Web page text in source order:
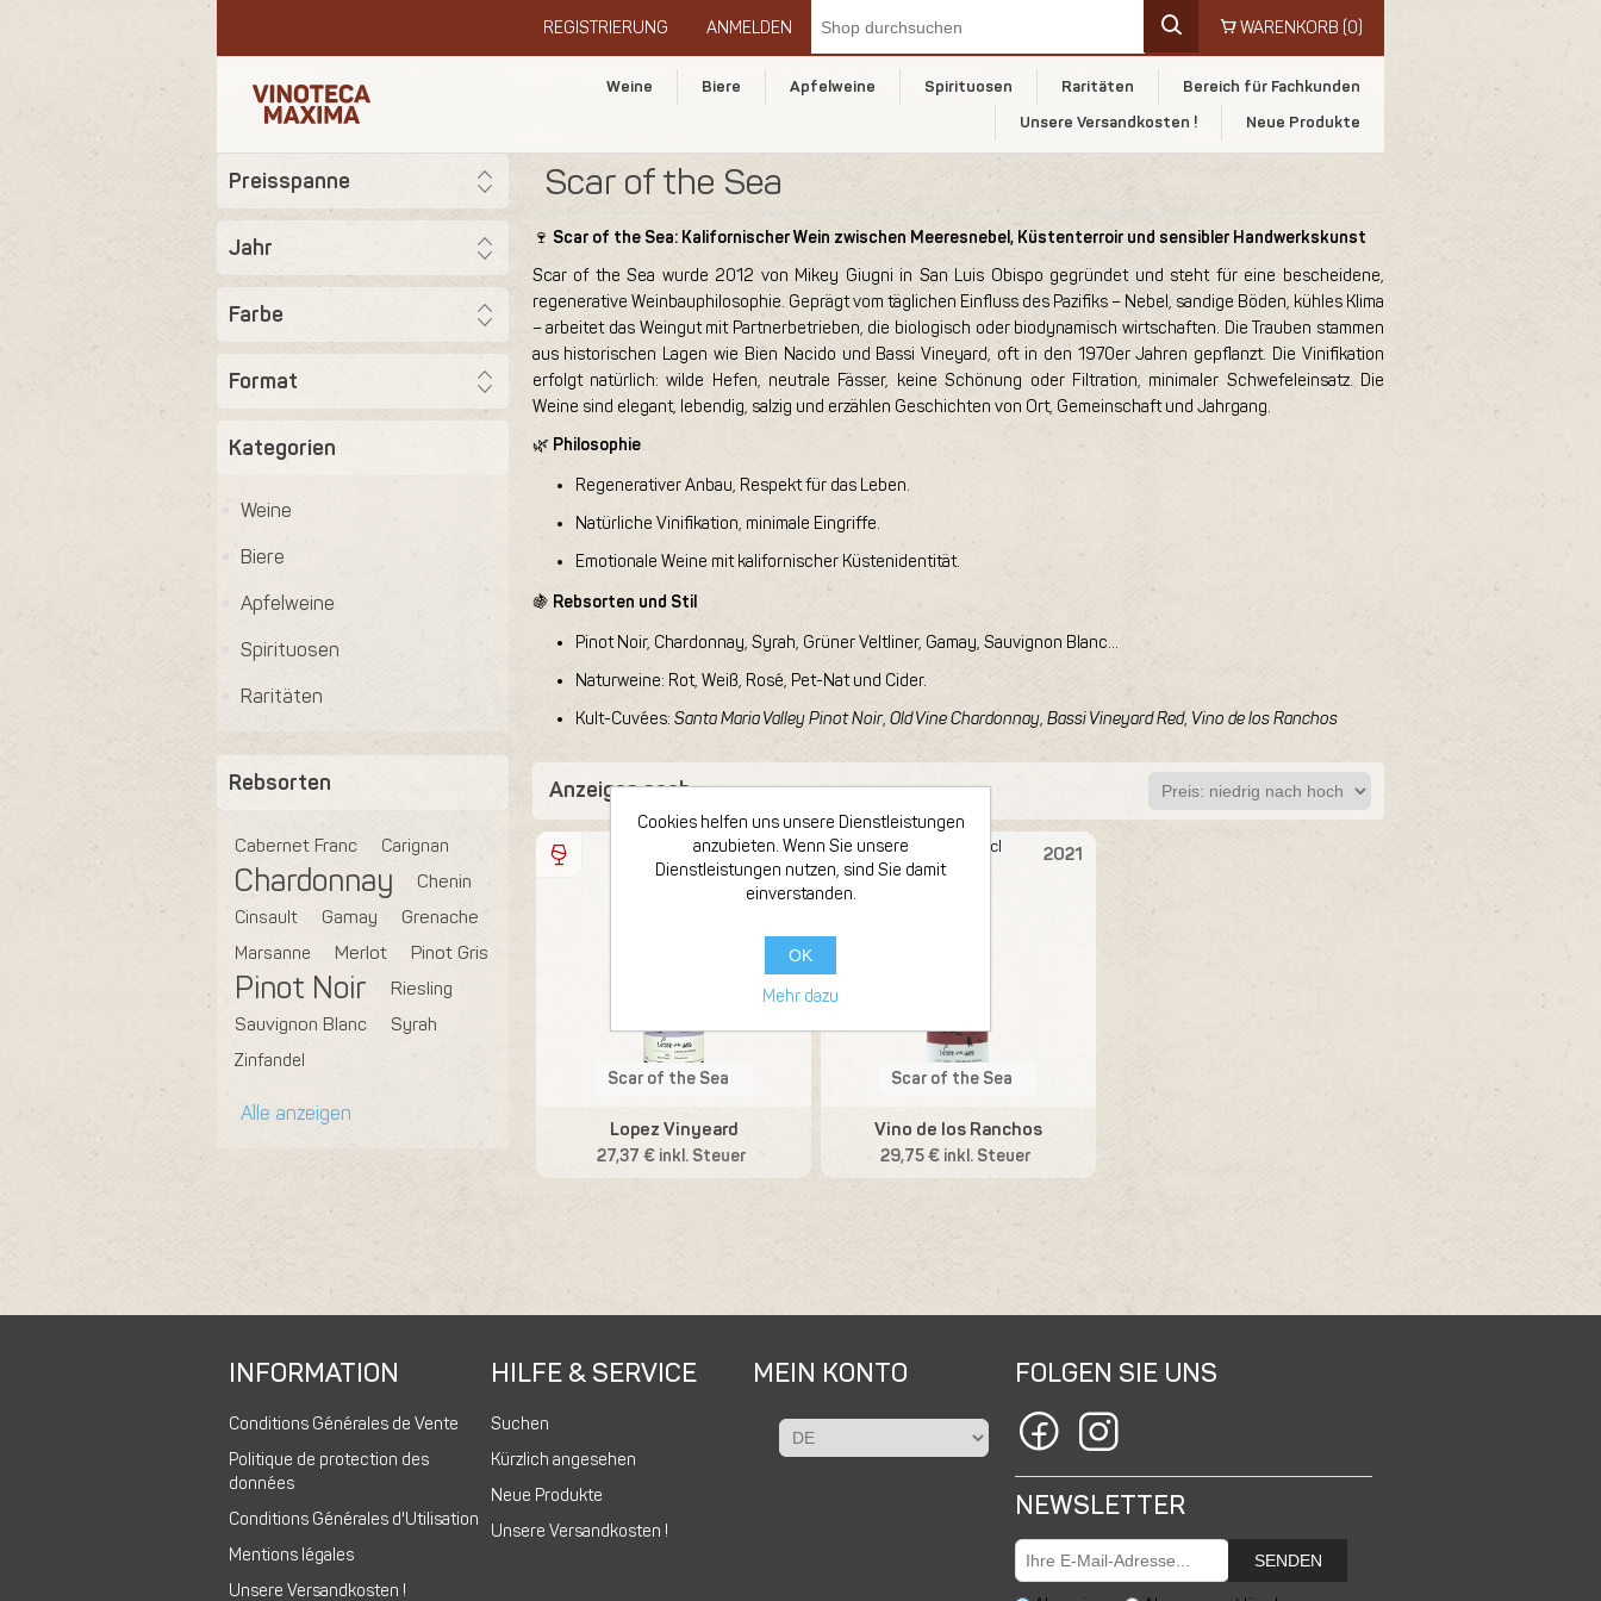
REGISTRIERUNG ANMELDEN WARENKORB (0)
Weine Biere Apfelweine Spirituosen Raritäten
Bereich für Fachkunden
Unsere Versandkosten !
Neue Produkte
Preisspanne
Jahr
Farbe
Format
Kategorien
Weine
Biere
Apfelweine
Spirituosen
Raritäten
Rebsorten
Cabernet Franc Carignan
Chardonnay
Chenin
Cinsault
Gamay
Grenache
Marsanne
Merlot Pinot Gris
Pinot Noir
Riesling
Sauvignon Blanc
Syrah
Zinfandel
Alle anzeigen
Scar of the Sea
🍷 Scar of the Sea: Kalifornischer Wein zwischen Meeresnebel, Küstenterroir und sensibler Handwerkskunst
Scar of the Sea wurde 2012 von Mikey Giugni in San Luis Obispo gegründet und steht für eine bescheidene,
regenerative Weinbauphilosophie. Geprägt vom täglichen Einfluss des Pazifiks – Nebel, sandige Böden, kühles Klima
– arbeitet das Weingut mit Partnerbetrieben, die biologisch oder biodynamisch wirtschaften. Die Trauben stammen
aus historischen Lagen wie Bien Nacido und Bassi Vineyard, oft in den 1970er Jahren gepflanzt. Die Vinifikation
erfolgt natürlich: wilde Hefen, neutrale Fässer, keine Schönung oder Filtration, minimaler Schwefeleinsatz. Die
Weine sind elegant, lebendig, salzig und erzählen Geschichten von Ort, Gemeinschaft und Jahrgang.
🌿 Philosophie
Regenerativer Anbau, Respekt für das Leben.
Natürliche Vinifikation, minimale Eingriffe.
Emotionale Weine mit kalifornischer Küstenidentität.
🍇 Rebsorten und Stil
Pinot Noir, Chardonnay, Syrah, Grüner Veltliner, Gamay, Sauvignon Blanc…
Naturweine: Rot, Weiß, Rosé, Pet-Nat und Cider.
Kult-Cuvées: Santa Maria Valley Pinot Noir, Old Vine Chardonnay, Bassi Vineyard Red, Vino de los Ranchos
Anzeigen nach
Flasche 75cl
Scar of the Sea
Lopez Vinyeard
27,37 € inkl. Steuer
2021
Flasche 75cl
Scar of the Sea
Vino de los Ranchos
29,75 € inkl. Steuer
INFORMATION
Conditions Générales de Vente
Politique de protection des
données
Conditions Générales d'Utilisation
Mentions légales
Unsere Versandkosten !
HILFE & SERVICE
Suchen
Kürzlich angesehen
Neue Produkte
Unsere Versandkosten !
MEIN KONTO FOLGEN SIE UNS
NEWSLETTER
SENDEN
Cookies helfen uns unsere Dienstleistungen
anzubieten. Wenn Sie unsere
Dienstleistungen nutzen, sind Sie damit
einverstanden.
OK
Mehr dazu